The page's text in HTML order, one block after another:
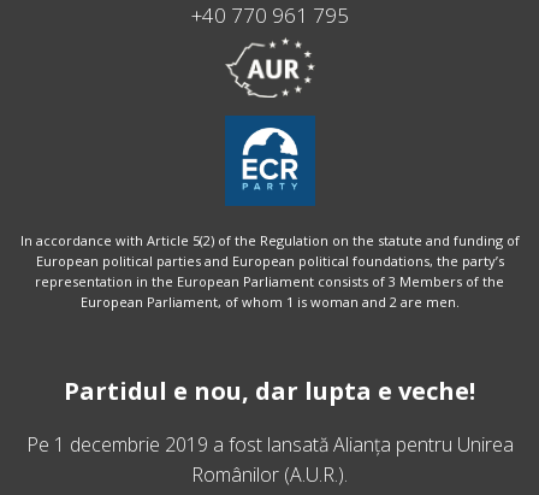
+40 770 961 795
In accordance with Article 5(2) of the Regulation on the statute and funding of
European political parties and European political foundations, the party’s
representation in the European Parliament consists of 3 Members of the
European Parliament, of whom 1 is woman and 2 are men.
Partidul e nou, dar lupta e veche!
Pe 1 decembrie 2019 a fost lansatăAlianța pentru Unirea
Românilor (A.U.R.).